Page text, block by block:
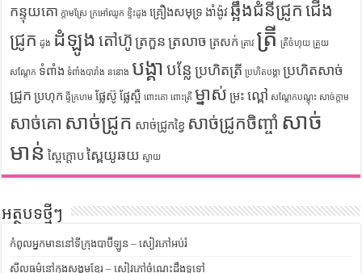
កន្ទុយគោ ក្តាមស្រែ ក្រអៅឈូក ខ្ទិះដូង គ្រឿងសមុទ្រ ងាំង៉ូវ ឆ្អឹងជំនីជ្រូក ជើង
ជ្រូក ដូង ដំឡូង តៅហ៊ូ ត្រកួន ត្រលាច ត្រសក់ ត្រាវ ត្រី ត្រីចំហុយ ត្រួយ
សណ្តែក ទំពាំង ទំពាំងបារាំង ននោង បង្គា បន្លែ ប្រហិតត្រី ប្រហិតបង្គា ប្រហិតសាច់
ជ្រូក ប្រហុក ផ្ទីក្រហម ផ្លែស៊ូ ផ្លែស្ពឺ ពោះគោ ពោះត្រី ម្នាស់ ម្រះ ល្ពៅ សណ្តែកបណ្តុះ សាច់ក្តាម
សាច់គោ សាច់ជ្រូក សាច់ជ្រូកខ្វៃ សាច់ជ្រូកចិញ្ចាំ សាច់
មាន់ ស្ពៃក្តោប ស្ពៃយូឆយ ស្វាយ
អត្ថបទថ្មីៗ
កំពូលអ្នកមាននៅទីក្រុងបាប៊ីឡូន – សៀវភៅអប់រំ
សីលធម៌នៅក្នុងសង្គមខ្មែរ – សៀវភៅចំណេះដឹងទូទៅ